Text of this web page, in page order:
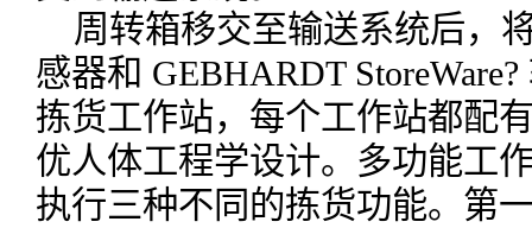
周转箱移交至输送系统后，
感器和 GEBHARDT
拣货工作站，每个工作站都配
优人体工程学设计。多功能工
执行三种不同的拣货功能。第